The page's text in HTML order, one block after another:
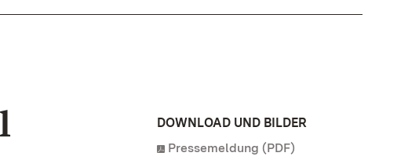
DOWNLOAD UND BILDER
Pressemeldung (PDF)